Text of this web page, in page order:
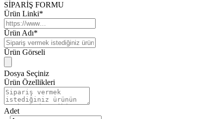
SİPARİŞ FORMU
Ürün Linki*
Ürün Adı*
Ürün Görseli
Dosya Seçiniz
Ürün Özellikleri
Adet